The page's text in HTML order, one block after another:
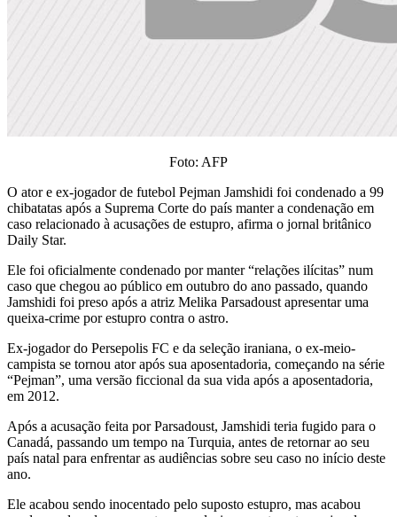
Foto: AFP
O ator e ex-jogador de futebol Pejman Jamshidi foi condenado a 99
chibatatas após a Suprema Corte do país manter a condenação em
caso relacionado à acusações de estupro, afirma o jornal britânico
Daily Star.
Ele foi oficialmente condenado por manter “relações ilícitas” num
caso que chegou ao público em outubro do ano passado, quando
Jamshidi foi preso após a atriz Melika Parsadoust apresentar uma
queixa-crime por estupro contra o astro.
Ex-jogador do Persepolis FC e da seleção iraniana, o ex-meio-
campista se tornou ator após sua aposentadoria, começando na série
“Pejman”, uma versão ficcional da sua vida após a aposentadoria,
em 2012.
Após a acusação feita por Parsadoust, Jamshidi teria fugido para o
Canadá, passando um tempo na Turquia, antes de retornar ao seu
país natal para enfrentar as audiências sobre seu caso no início deste
ano.
Ele acabou sendo inocentado pelo suposto estupro, mas acabou